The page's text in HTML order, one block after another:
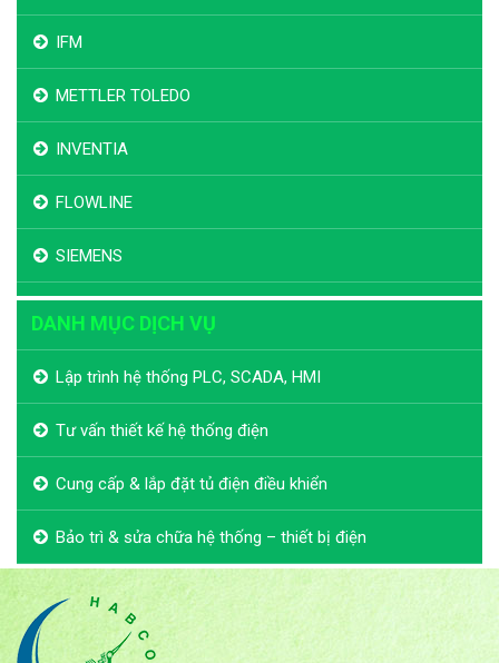
IFM
METTLER TOLEDO
INVENTIA
FLOWLINE
SIEMENS
DANH MỤC DỊCH VỤ
Lập trình hệ thống PLC, SCADA, HMI
Tư vấn thiết kế hệ thống điện
Cung cấp & lắp đặt tủ điện điều khiển
Bảo trì & sửa chữa hệ thống – thiết bị điện